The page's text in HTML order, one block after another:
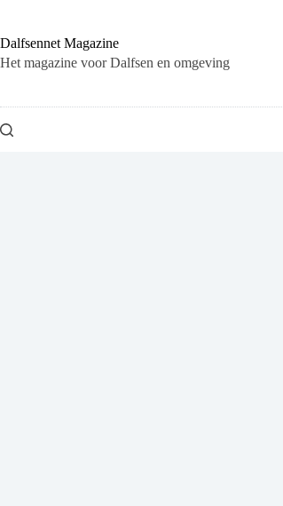
de
inhoud
Dalfsennet Magazine
Het magazine voor Dalfsen en omgeving